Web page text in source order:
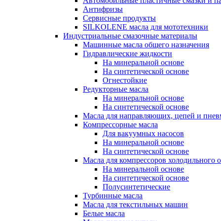
Антифризы
Сервисные продукты
SILKOLENE масла для мототехники
Индустриальные смазочные материалы
Машинные масла общего назначения
Гидравлические жидкости
На минеральной основе
На синтетической основе
Огнестойкие
Редукторные масла
На минеральной основе
На синтетической основе
Масла для направляющих, цепей и
Компрессорные масла
Для вакуумных насосов
На минеральной основе
На синтетической основе
Масла для компрессоров холодильного
На минеральной основе
На синтетической основе
Полусинтетические
Турбинные масла
Масла для текстильных машин
Белые масла